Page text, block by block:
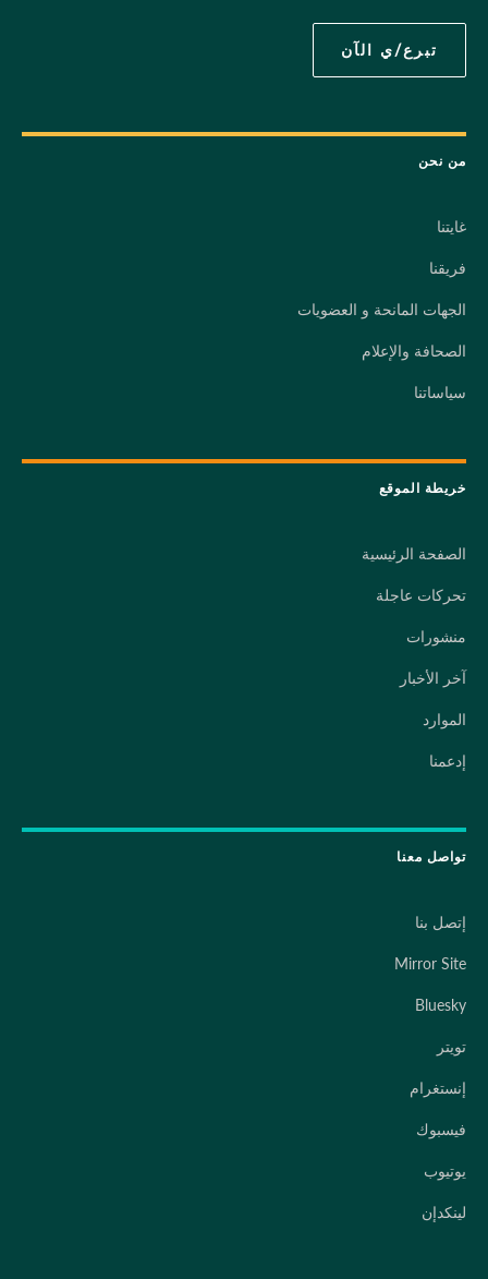
تبرع/ي الآن
من نحن
غايتنا
فريقنا
الجهات المانحة و العضويات
الصحافة والإعلام
سياساتنا
خريطة الموقع
الصفحة الرئيسية
تحركات عاجلة
منشورات
آخر الأخبار
الموارد
إدعمنا
تواصل معنا
إتصل بنا
Mirror Site
Bluesky
تويتر
إنستغرام
فيسبوك
يوتيوب
لينكدإن